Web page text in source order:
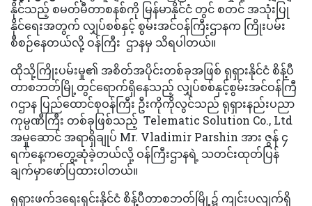
နိုင်သည့် စမတ်မီတာစနစ်ကို မြန်မာနိုင်ငံ တွင် စတင် အသုံးပြု
နိုင်ရေးအတွက် လျှပ်စစ်နှင့် စွမ်းအင်ဝန်ကြီးဌာနက ကြိုးပမ်း
စီစဉ်နေတယ်လို့ ဝန်ကြီး ဌာနမှ သိရပါတယ်။
ထိုသို့ကြိုးပမ်းမှု၏ အစိတ်အပိုင်းတစ်ခုအဖြစ် ရုရှားနိုင်ငံ စိန့်ပီ
တာစဘတ်မြို့တွင်ရောက်ရှိနေသည့် လျှပ်စစ်နှင့်စွမ်းအင်ဝန်ကြီ
ဂဌာန ပြည်ထောင်စုဝန်ကြီး ဦးကိုကိုလွင်သည် ရုရှားနည်းပညာ
ကုမ္ပဏီကြီး တစ်ခုဖြစ်သည့် Telematic Solution Co., Ltd
အမှုဆောင် အရာရှိချုပ် Mr. Vladimir Parshin အား ဇွန် ၄
ရက်နေ့ကတွေ့ဆုံခဲ့တယ်လို့ ဝန်ကြီးဌာနရဲ့ သတင်းထုတ်ပြန်
ချက်မှာဖော်ပြထားပါတယ်။
ရုရှားဖက်ဒရေးရှင်းနိုင်ငံ စိန့်ပီတာစဘတ်မြို့၌ ကျင်းပလျက်ရှိ